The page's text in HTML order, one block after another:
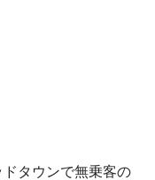
タウンで無乗客の